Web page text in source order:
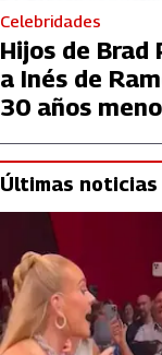
Celebridades
Hijos de
a Inés de
30 años
Últimas noticias